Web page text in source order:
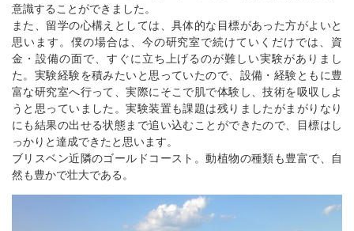
意識することができました。
また、留学の心構えとしては、具体的な目標があった方がよいと
思います。僕の場合は、今の研究室で続けていくだけでは、資
金・設備の面で、すぐに立ち上げるのが難しい実験がありまし
た。実験経験を積みたいと思っていたので、設備・経験ともに豊
富な研究室へ行って、実際にそこで肌で体験し、技術を吸収しよ
うと思っていました。実験装置も課題は残りましたがまがりなり
にも結果の出せる状態まで追い込むことができたので、目標はし
っかりと達成できたと思います。
ブリスベン近隣のゴールドコースト。動植物の種類も豊富で、自
然も豊かで壮大である。